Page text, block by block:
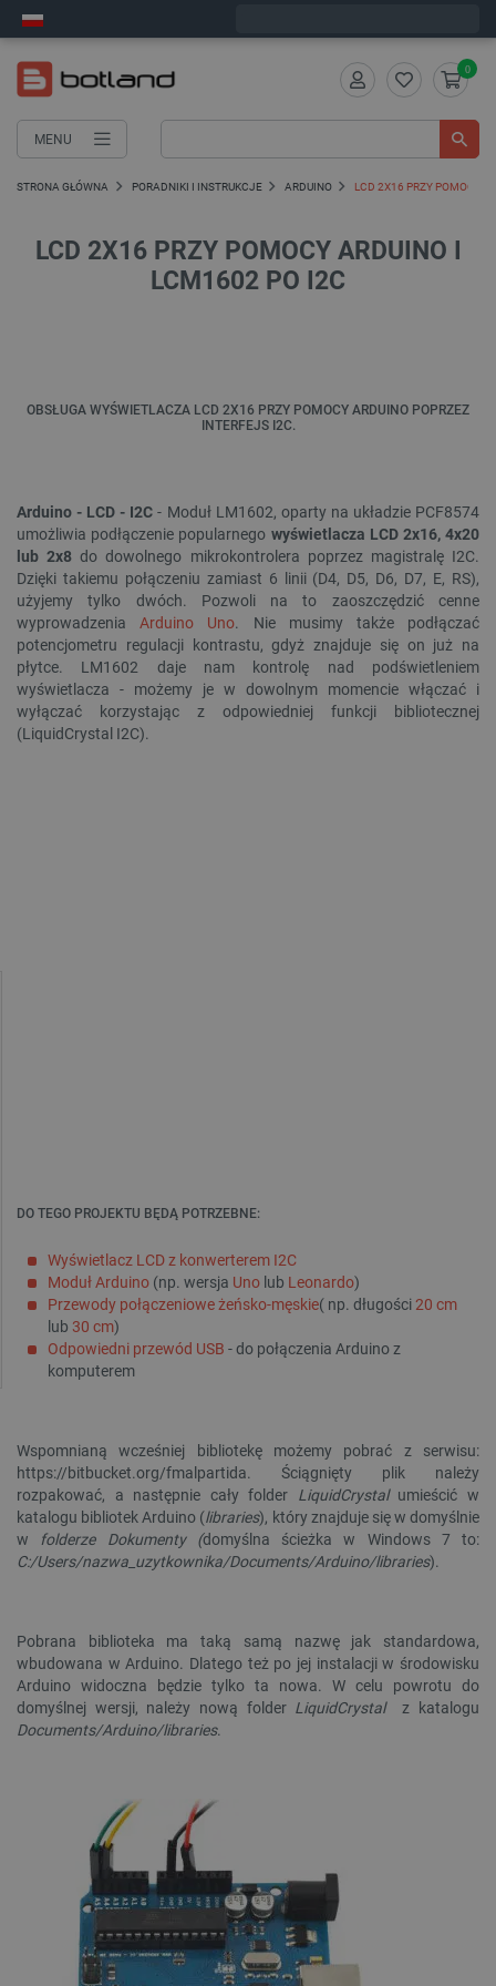
MENU
0
STRONA GŁÓWNA PORADNIKI I INSTRUKCJE ARDUINO LCD 2X16 PRZY POMOCY
LCD 2X16 PRZY POMOCY ARDUINO I
LCM1602 PO I2C
OBSŁUGA WYŚWIETLACZA LCD 2X16 PRZY POMOCY ARDUINO POPRZEZ
INTERFEJS I2C.
Arduino - LCD - I2C - Moduł LM1602, oparty na układzie PCF8574
umożliwia podłączenie popularnego wyświetlacza LCD 2x16, 4x20
lub 2x8 do dowolnego mikrokontrolera poprzez magistralę I2C.
Dzięki takiemu połączeniu zamiast 6 linii (D4, D5, D6, D7, E, RS),
użyjemy tylko dwóch. Pozwoli na to zaoszczędzić cenne
wyprowadzeniaArduino Uno. Nie musimy także podłączać
potencjometru regulacji kontrastu, gdyż znajduje się on już na
płytce. LM1602 daje nam kontrolę nad podświetleniem
wyświetlacza - możemy je w dowolnym momencie włączać i
wyłączać korzystając z odpowiedniej funkcji bibliotecznej
(LiquidCrystal I2C).
DO TEGO PROJEKTU BĘDĄ POTRZEBNE:
Wyświetlacz LCD z konwerterem I2C
Moduł Arduino (np. wersja Uno lub Leonardo)
Przewody połączeniowe żeńsko-męskie( np. długości20 cm
lub 30 cm)
Odpowiedni przewód USB - do połączenia Arduino z
komputerem
Wspomnianą wcześniej bibliotekę możemy pobrać z serwisu:
https://bitbucket.org/fmalpartida. Ściągnięty plik należy
rozpakować, a następnie cały folder LiquidCrystalumieścić w
katalogu bibliotek Arduino (libraries), który znajduje się w domyślnie
w
folderze Dokumenty (domyślna ścieżka w Windows 7 to:
C:/Users/nazwa_uzytkownika/Documents/Arduino/libraries).
Pobrana biblioteka ma taką samą nazwę jak standardowa,
wbudowana w Arduino. Dlatego też po jej instalacji w środowisku
Arduino widoczna będzie tylko ta nowa. W celu powrotu do
domyślnej wersji, należy nową folder LiquidCrystalz katalogu
Documents/Arduino/libraries.